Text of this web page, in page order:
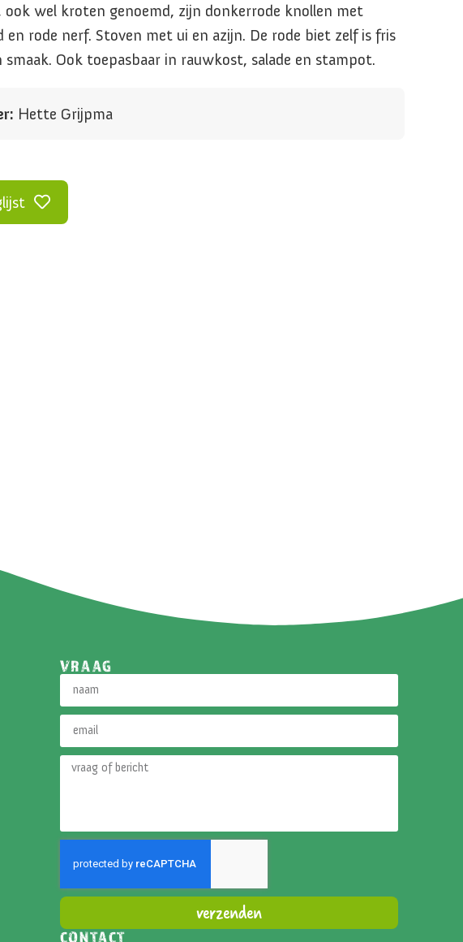
ook wel kroten genoemd, zijn donkerrode knollen met
en rode nerf. Stoven met ui en azijn. De rode biet zelf is fris
smaak. Ook toepasbaar in rauwkost, salade en stampot.
Hette Grijpma
VRAAG
verzenden
CONTACT